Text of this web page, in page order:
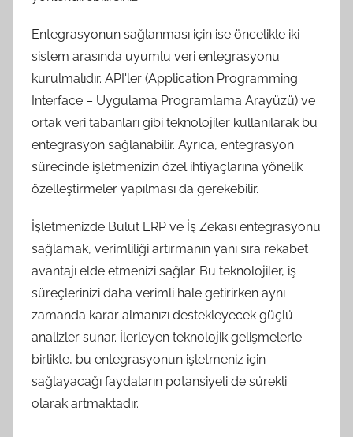
Entegrasyonun sağlanması için ise öncelikle iki
sistem arasında uyumlu veri entegrasyonu
kurulmalıdır. API'ler (Application Programming
Interface – Uygulama Programlama Arayüzü) ve
ortak veri tabanları gibi teknolojiler kullanılarak bu
entegrasyon sağlanabilir. Ayrıca, entegrasyon
sürecinde işletmenizin özel ihtiyaçlarına yönelik
özelleştirmeler yapılması da gerekebilir.
İşletmenizde Bulut ERP ve İş Zekası entegrasyonu
sağlamak, verimliliği artırmanın yanı sıra rekabet
avantajı elde etmenizi sağlar. Bu teknolojiler, iş
süreçlerinizi daha verimli hale getirirken aynı
zamanda karar almanızı destekleyecek güçlü
analizler sunar. İlerleyen teknolojik gelişmelerle
birlikte, bu entegrasyonun işletmeniz için
sağlayacağı faydaların potansiyeli de sürekli
olarak artmaktadır.